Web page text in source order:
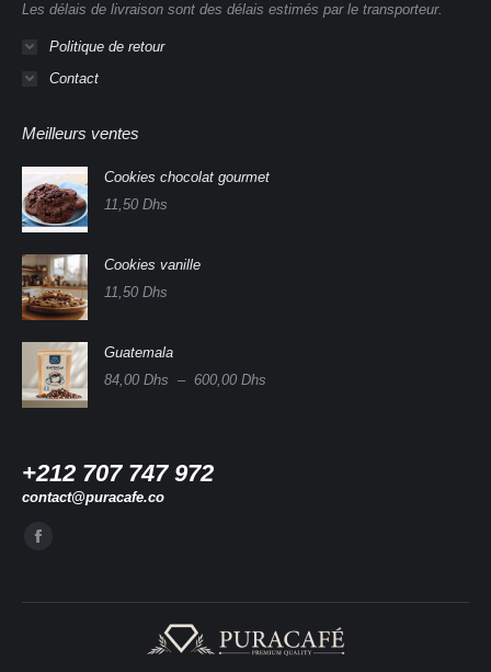
Les délais de livraison sont des délais estimés par le transporteur.
Politique de retour
Contact
Meilleurs ventes
Cookies chocolat gourmet
11,50 Dhs
Cookies vanille
11,50 Dhs
Guatemala
84,00 Dhs – 600,00 Dhs
+212 707 747 972
contact@puracafe.co
Trouvez nous sur :
Facebook